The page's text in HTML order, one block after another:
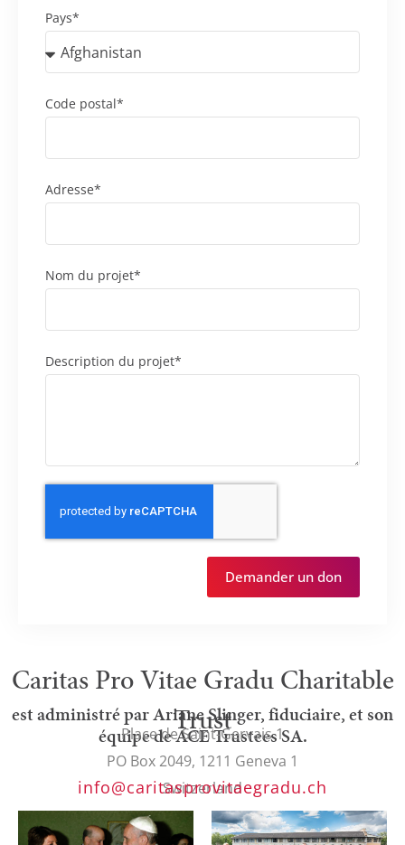
Pays*
Code postal*
Adresse*
Nom du projet*
Description du projet*
Demander un don
Caritas Pro Vitae Gradu Charitable
Trust
est administré par Ariane Slinger, fiduciaire, et son
équipe de ACE Trustees SA.
Place de Saint-Gervais 1
PO Box 2049, 1211 Geneva 1
Switzerland
info@caritasprovitaegradu.ch